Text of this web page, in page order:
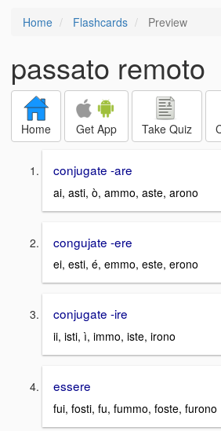
Home Flashcards Preview
passato remoto
Home Get App Take Quiz
conjugate -are
ai, asti, ò, ammo, aste, arono
congujate -ere
ei, esti, é, emmo, este, erono
conjugate -ire
ii, isti, ì, immo, iste, irono
essere
fui, fosti, fu, fummo, foste, furono